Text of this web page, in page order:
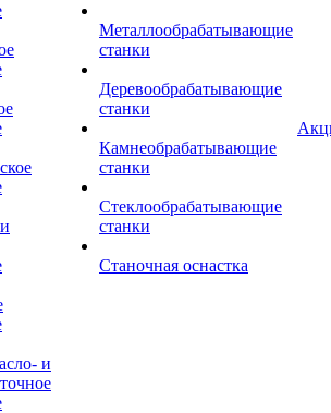
и
Металлообрабатывающие
станки
Деревообрабатывающие
станки
Камнеобрабатывающие
станки
Стеклообрабатывающие
станки
Станочная оснастка